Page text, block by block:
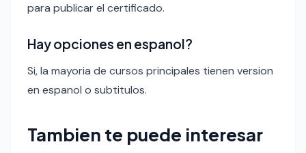
para publicar el certificado.
Hay opciones en espanol?
Si, la mayoria de cursos principales tienen version
en espanol o subtitulos.
Tambien te puede interesar